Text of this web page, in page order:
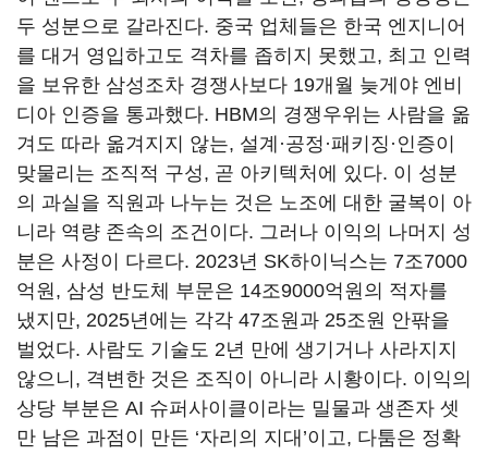
두 성분으로 갈라진다. 중국 업체들은 한국 엔지니어
를 대거 영입하고도 격차를 좁히지 못했고, 최고 인력
을 보유한 삼성조차 경쟁사보다 19개월 늦게야 엔비
디아 인증을 통과했다. HBM의 경쟁우위는 사람을 옮
겨도 따라 옮겨지지 않는, 설계·공정·패키징·인증이
맞물리는 조직적 구성, 곧 아키텍처에 있다. 이 성분
의 과실을 직원과 나누는 것은 노조에 대한 굴복이 아
니라 역량 존속의 조건이다. 그러나 이익의 나머지 성
분은 사정이 다르다. 2023년 SK하이닉스는 7조7000
억원, 삼성 반도체 부문은 14조9000억원의 적자를
냈지만, 2025년에는 각각 47조원과 25조원 안팎을
벌었다. 사람도 기술도 2년 만에 생기거나 사라지지
않으니, 격변한 것은 조직이 아니라 시황이다. 이익의
상당 부분은 AI 슈퍼사이클이라는 밀물과 생존자 셋
만 남은 과점이 만든 ‘자리의 지대’이고, 다툼은 정확